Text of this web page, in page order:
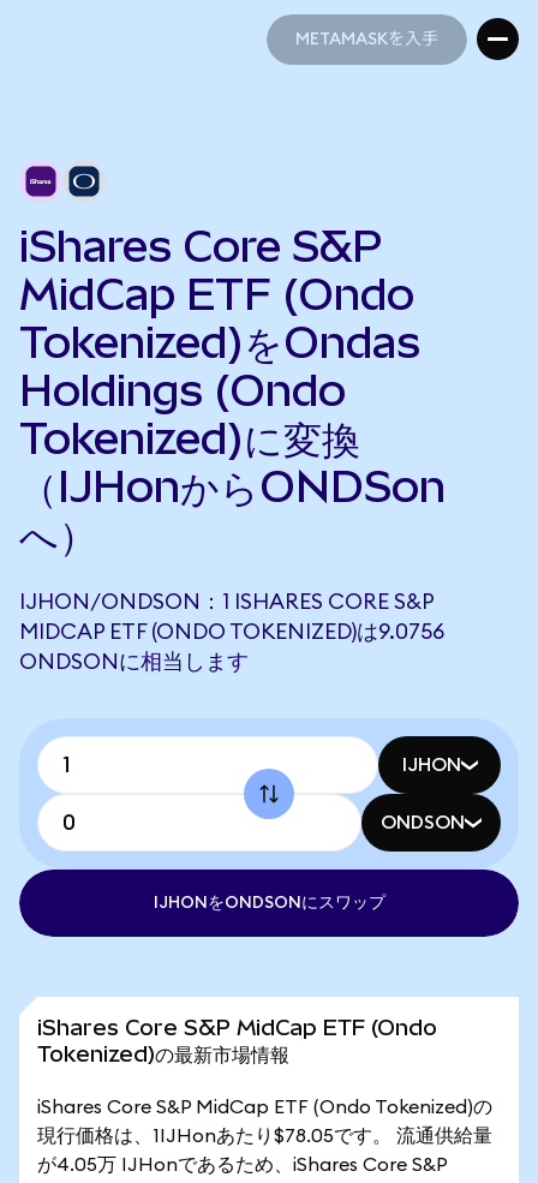
METAMASKを入手
iShares Core S&P
MidCap ETF (Ondo
Tokenized)をOndas
Holdings (Ondo
Tokenized)に変換
（IJHonからONDSon
へ）
IJHON/ONDSON：1 ISHARES CORE S&P
MIDCAP ETF (ONDO TOKENIZED)は9.0756
ONDSONに相当します
IJHON
ONDSON
IJHONをONDSONにスワップ
iShares Core S&P MidCap ETF (Ondo
Tokenized)の最新市場情報
iShares Core S&P MidCap ETF (Ondo Tokenized)の
現行価格は、1IJHonあたり$78.05です。 流通供給量
が4.05万 IJHonであるため、iShares Core S&P